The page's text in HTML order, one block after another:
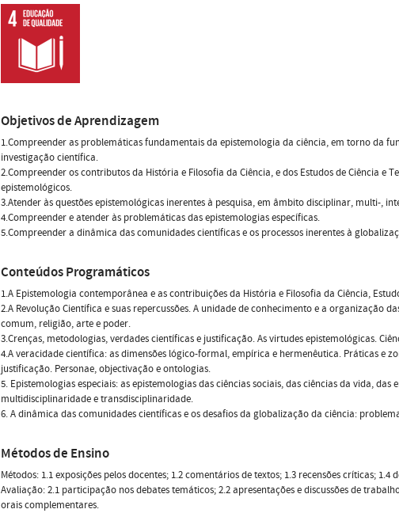
Objetivos de Aprendizagem
1.Compreender as problemáticas fundamentais da epistemologia da ciência, em torno da
investigação científica.
2.Compreender os contributos da História e Filosofia da Ciência, e dos Estudos de Ciência e
epistemológicos.
3.Atender às questões epistemológicas inerentes à pesquisa, em âmbito disciplinar, multi-,
4.Compreender e atender às problemáticas das epistemologias específicas.
5.Compreender a dinâmica das comunidades científicas e os processos inerentes à
Conteúdos Programáticos
1.A Epistemologia contemporânea e as contribuições da História e Filosofia da Ciência,
2.A Revolução Científica e suas repercussões. A unidade de conhecimento e a organização
comum, religião, arte e poder.
3.Crenças, metodologias, verdades científicas e justificação. As virtudes epistemológicas.
4.A veracidade científica: as dimensões lógico-formal, empírica e hermenêutica. Práticas e
justificação. Personae, objectivação e ontologias.
5. Epistemologias especiais: as epistemologias das ciências sociais, das ciências da vida,
multidisciplinaridade e transdisciplinaridade.
6. A dinâmica das comunidades científicas e os desafios da globalização da ciência:
Métodos de Ensino
Métodos: 1.1 exposições pelos docentes; 1.2 comentários de textos; 1.3 recensões críticas; 1.4
Avaliação: 2.1 participação nos debates temáticos; 2.2 apresentações e discussões de
orais complementares.